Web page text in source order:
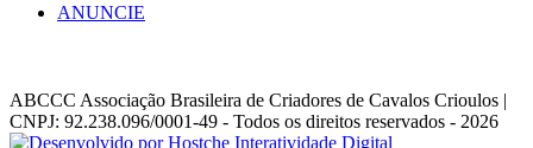
ANUNCIE
ABCCC Associação Brasileira de Criadores de Cavalos Crioulos |
CNPJ: 92.238.096/0001-49 - Todos os direitos reservados - 2026